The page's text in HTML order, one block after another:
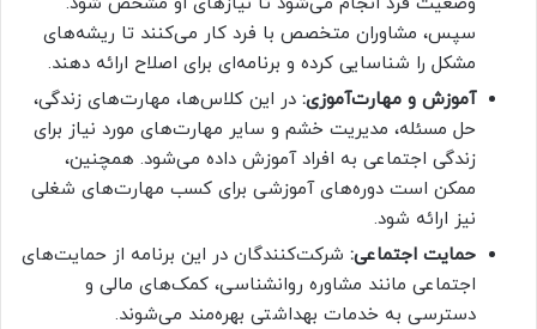
سپس، مشاوران متخصص با فرد کار می‌کنند تا ریشه‌های
مشکل را شناسایی کرده و برنامه‌ای برای اصلاح ارائه دهند.
آموزش و مهارت‌آموزی: در این کلاس‌ها، مهارت‌های زندگی،
حل مسئله، مدیریت خشم و سایر مهارت‌های مورد نیاز برای
زندگی اجتماعی به افراد آموزش داده می‌شود. همچنین،
ممکن است دوره‌های آموزشی برای کسب مهارت‌های شغلی
نیز ارائه شود.
حمایت اجتماعی: شرکت‌کنندگان در این برنامه از حمایت‌های
اجتماعی مانند مشاوره روانشناسی، کمک‌های مالی و
دسترسی به خدمات بهداشتی بهره‌مند می‌شوند.